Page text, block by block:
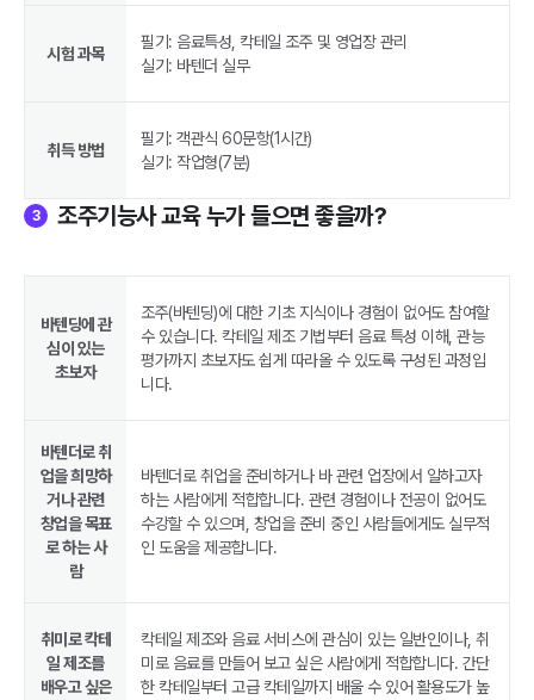
시험 과목
필기: 음료특성, 칵테일 조주 및 영업장 관리
실기: 바텐더 실무
취득 방법
필기: 객관식 60문항(1시간)
실기: 작업형(7분)
3 조주기능사 교육 누가 들으면 좋을까?
바텐딩에 관
심이 있는
초보자
조주(바텐딩)에 대한 기초 지식이나 경험이 없어도 참여할
수 있습니다. 칵테일 제조 기법부터 음료 특성 이해, 관능
평가까지 초보자도 쉽게 따라올 수 있도록 구성된 과정입
니다.
바텐더로 취
업을 희망하
거나 관련
창업을 목표
로 하는 사
람
바텐더로 취업을 준비하거나 바 관련 업장에서 일하고자
하는 사람에게 적합합니다. 관련 경험이나 전공이 없어도
수강할 수 있으며, 창업을 준비 중인 사람들에게도 실무적
인 도움을 제공합니다.
취미로 칵테
일 제조를
배우고 싶은
칵테일 제조와 음료 서비스에 관심이 있는 일반인이나, 취
미로 음료를 만들어 보고 싶은 사람에게 적합합니다. 간단
한 칵테일부터 고급 칵테일까지 배울 수 있어 활용도가 높